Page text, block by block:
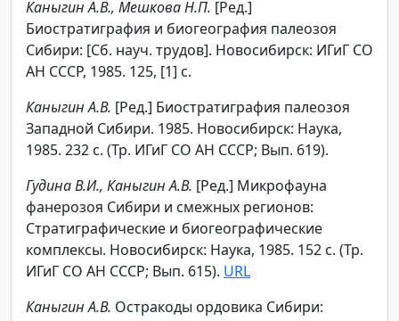
Каныгин А.В., Мешкова Н.П. [Ред.]
Биостратиграфия и биогеография палеозоя
Сибири: [Сб. науч. трудов]. Новосибирск: ИГиГ СО
АН СССР, 1985. 125, [1] с.
Каныгин А.В. [Ред.] Биостратиграфия палеозоя
Западной Сибири. 1985. Новосибирск: Наука,
1985. 232 с. (Тр. ИГиГ СО АН СССР; Вып. 619).
Гудина В.И., Каныгин А.В. [Ред.] Микрофауна
фанерозоя Сибири и смежных регионов:
Стратиграфические и биогеографические
комплексы. Новосибирск: Наука, 1985. 152 с. (Тр.
ИГиГ СО АН СССР; Вып. 615). URL
Каныгин А.В. Остракоды ордовика Сибири: